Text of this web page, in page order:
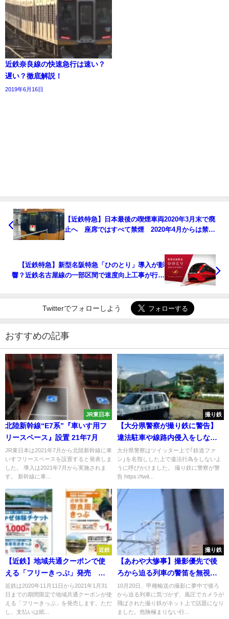
近鉄奈良線の快速急行は速い？
遅い？徹底解説！
2019年6月16日
【近鉄特急】日本最後の喫煙車両2020年3月末で廃
止へ 座席ではすべて禁煙 2020年4月からは禁煙
【近鉄特急】新型名阪特急「ひのとり」導入が影
響？近鉄名古屋線の一部区間で速度向上工事が行わ
Twitterでフォローしよう
おすすめの記事
JR東日本
北陸新幹線“E7系”『車いす用フ
リースペース』設置 21年7月
JR東日本は2021年7月から北陸新幹線に車
いすフリースペースを設置すると発表しま
した。 導入は2021年7月から実施されま
す。 新幹線に車...
撮り鉄
【大分県警察が撮り鉄に警告】
違法駐車や線路内侵入をしない
よう呼びかけ
大分県警察はツイッター上で｢鉄道ファ
ン｣を名指しした上で違法行為をしないよ
うに呼びかけました。 撮り鉄に警察が警
告 https://twit...
近鉄
【近鉄】地域共通クーポンで使
える「フリーきっぷ」発売 し
まかぜにもお得に乗車可能 鉄
道グッズも購入可能
近鉄は2020年11月11日から2021年1月31
日までの期間限定で地域共通クーポンが使
える「フリーきっぷ」を発売します。ただ
し、支払いは紙...
撮り鉄
【あわや大惨事】撮影優先で後
ろから迫る列車の警笛を無視し
てカメラが吹き飛ばされる
10月20日、甲種輸送の撮影に夢中で後ろ
から迫る列車に気づかず、風圧でカメラが
飛ばされた撮り鉄がネット上で話題になり
ました。危険極まりない行...